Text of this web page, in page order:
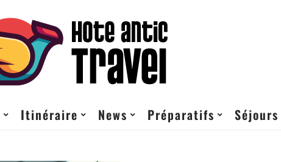
Itinéraire News Préparatifs Séjours